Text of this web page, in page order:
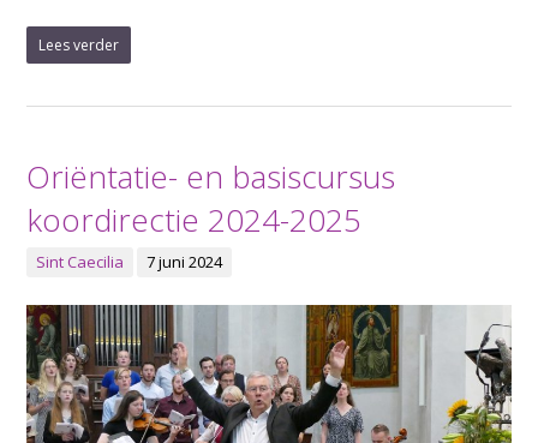
Lees verder
Oriëntatie- en basiscursus
koordirectie 2024-2025
Sint Caecilia 7 juni 2024